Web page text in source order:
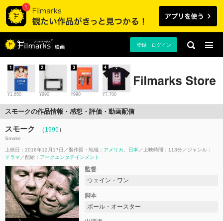
映画 登録・ログイン
¥1,650
1
¥990
2
¥990
3
¥7,700
4
スモークの作品情報・感想・評価・動画配信
スモーク （ 1995）
Smoke
上映日：2016年12月17日 製作国・地域： アメリカ 日本 上映時間：113分
ジャンル：
ドラマ
配給： アークエンタテインメント
監督
ウェイン・ワン
脚本
ポール・オースター